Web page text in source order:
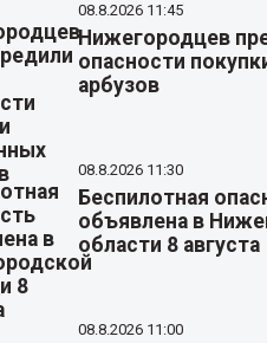
08.8.2026 11:45
Нижегородцев
опасности
арбузов
08.8.2026 11:30
Беспилотная
объявлена в
области 8 августа
08.8.2026 11:00